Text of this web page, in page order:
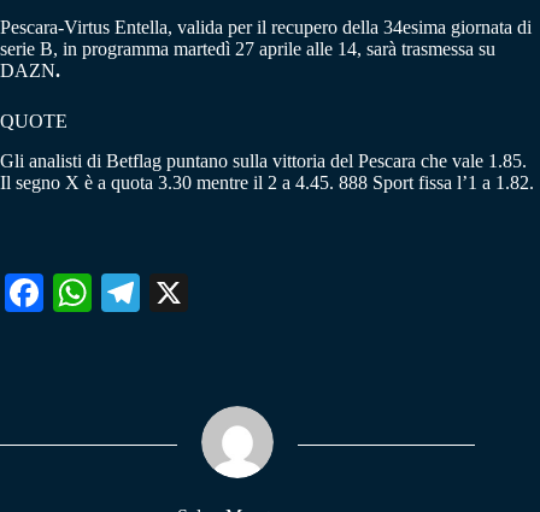
Pescara-Virtus Entella, valida per il recupero della 34esima giornata di
serie B, in programma martedì 27 aprile alle 14, sarà trasmessa su
DAZN.
QUOTE
Gli analisti di Betflag puntano sulla vittoria del Pescara che vale 1.85.
Il segno X è a quota 3.30 mentre il 2 a 4.45. 888 Sport fissa l’1 a 1.82.
Fa W
pp
Te
m